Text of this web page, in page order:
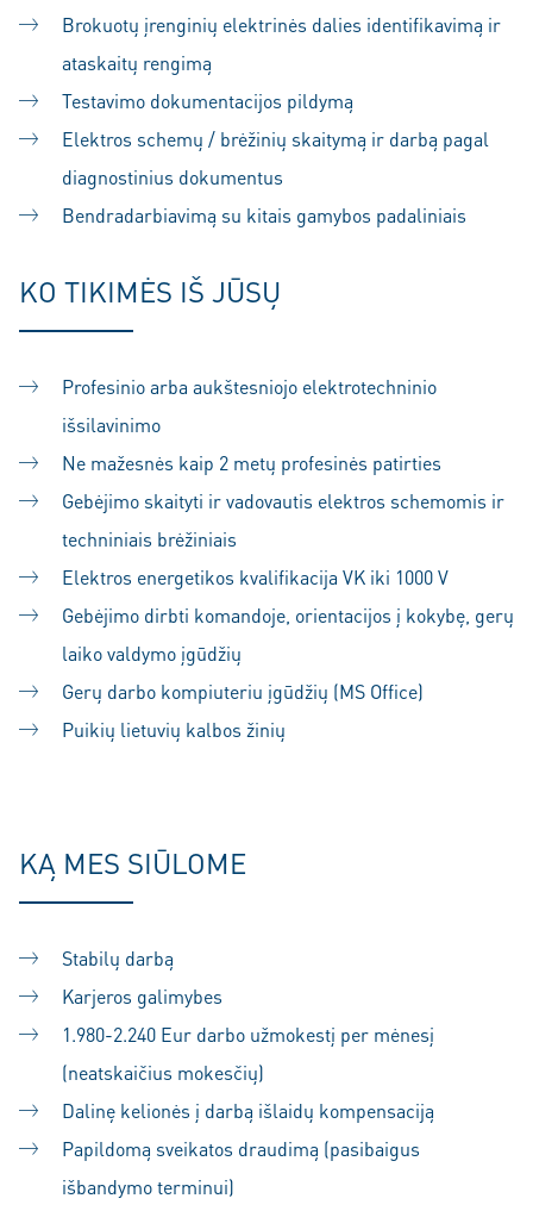
Brokuotų įrenginių elektrinės dalies identifikavimą ir
ataskaitų rengimą
Testavimo dokumentacijos pildymą
Elektros schemų / brėžinių skaitymą ir darbą pagal
diagnostinius dokumentus
Bendradarbiavimą su kitais gamybos padaliniais
KO TIKIMĖS IŠ JŪSŲ
Profesinio arba aukštesniojo elektrotechninio
išsilavinimo
Ne mažesnės kaip 2 metų profesinės patirties
Gebėjimo skaityti ir vadovautis elektros schemomis ir
techniniais brėžiniais
Elektros energetikos kvalifikacija VK iki 1000 V
Gebėjimo dirbti komandoje, orientacijos į kokybę, gerų
laiko valdymo įgūdžių
Gerų darbo kompiuteriu įgūdžių (MS Office)
Puikių lietuvių kalbos žinių
KĄ MES SIŪLOME
Stabilų darbą
Karjeros galimybes
1.980-2.240 Eur darbo užmokestį per mėnesį
(neatskaičius mokesčių)
Dalinę kelionės į darbą išlaidų kompensaciją
Papildomą sveikatos draudimą (pasibaigus
išbandymo terminui)